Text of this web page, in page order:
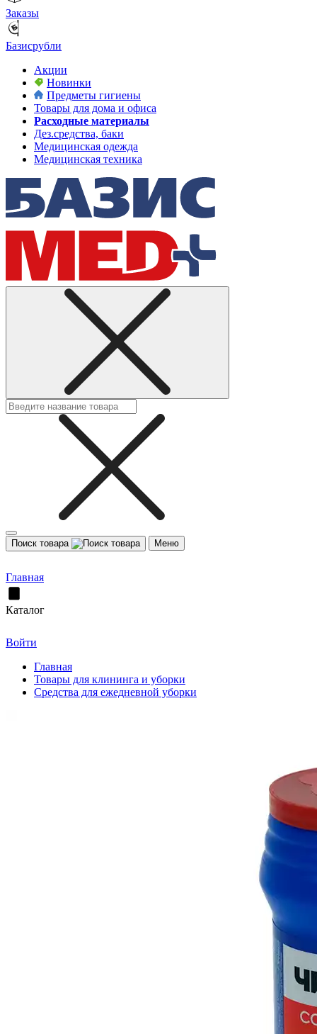
Заказы
Базисрубли
Акции
Новинки
Предметы гигиены
Товары для дома и офиса
Расходные материалы
Дез.средства, баки
Медицинская одежда
Медицинская техника
Поиск товара Меню
Главная
Каталог
Войти
Главная
Товары для клининга и уборки
Средства для ежедневной уборки